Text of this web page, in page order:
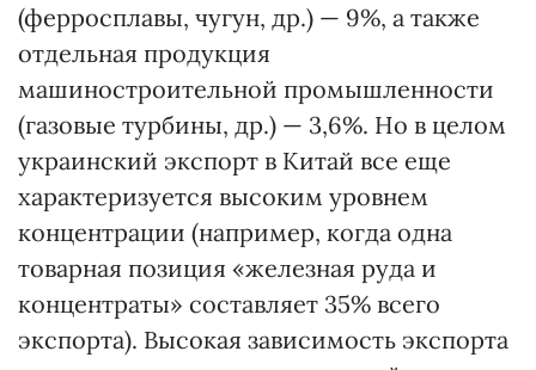
(ферросплавы, чугун, др.) — 9%, а также
отдельная продукция
машиностроительной промышленности
(газовые турбины, др.) — 3,6%. Но в целом
украинский экспорт в Китай все еще
характеризуется высоким уровнем
концентрации (например, когда одна
товарная позиция «железная руда и
концентраты» составляет 35% всего
экспорта). Высокая зависимость экспорта